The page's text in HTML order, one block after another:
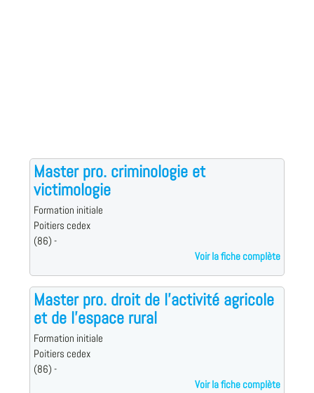
Master pro. criminologie et
victimologie
Formation initiale
Poitiers cedex
(86) -
Voir la fiche complète
Master pro. droit de l'activité agricole
et de l'espace rural
Formation initiale
Poitiers cedex
(86) -
Voir la fiche complète